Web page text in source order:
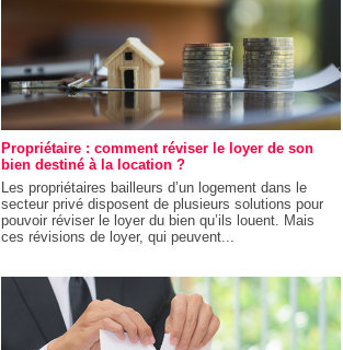
Propriétaire : comment réviser le loyer de son
bien destiné à la location ?
Les propriétaires bailleurs d’un logement dans le
secteur privé disposent de plusieurs solutions pour
pouvoir réviser le loyer du bien qu’ils louent. Mais
ces révisions de loyer, qui peuvent...